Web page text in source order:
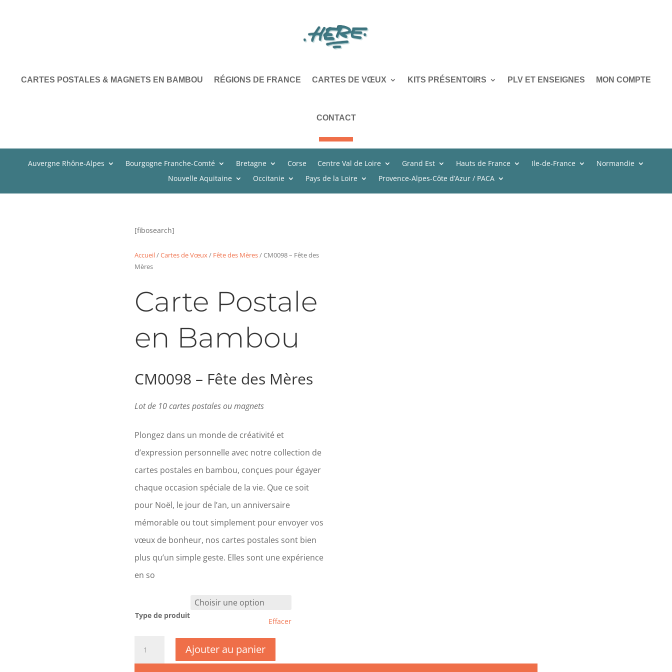
CARTES POSTALES & MAGNETS EN BAMBOU RÉGIONS DE FRANCE CARTES DE VŒUX KITS PRÉSENTOIRS PLV ET ENSEIGNES MON COMPTE
CONTACT
Auvergne Rhône-Alpes Bourgogne Franche-Comté Bretagne Corse Centre Val de Loire Grand Est Hauts de France Ile-de-France
Normandie
Nouvelle Aquitaine
Occitanie Pays de la Loire Provence-Alpes-Côte d’Azur / PACA
[fibosearch]
Accueil/Cartes de Vœux/ Fête des Mères/ CM0098 – Fête des
Mères
Carte Postale
en Bambou
CM0098 – Fête des Mères
Lot de 10 cartes postales ou magnets
Plongez dans un monde de créativité et
d’expression personnelle avec notre collection de
cartes postales en bambou, conçues pour égayer
chaque occasion spéciale de la vie. Que ce soit
pour Noël, le jour de l’an, un anniversaire
mémorable ou tout simplement pour envoyer vos
vœux de bonheur, nos cartes postales sont bien
plus qu’un simple geste. Elles sont une expérience
en so
Type de produit
Effacer
CM0098
Ajouter au panier